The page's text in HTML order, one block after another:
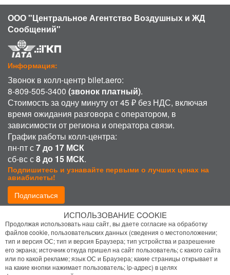
ООО "Центральное Агентство Воздушных и ЖД
Сообщений"
Информация:
Звонок в колл-центр bilet.aero:
8-809-505-3400 (звонок платный).
Стоимость за одну минуту от 45 ₽ без НДС, включая
время ожидания разговора с оператором, в
зависимости от региона и оператора связи.
График работы колл-центра:
пн-пт с7 до 17 МСК
сб-вс с8 до 15 МСК.
Подпишитесь и узнавайте первыми о лучших ценах на
авиабилеты!
Подписаться
Присоединиться:
ИСПОЛЬЗОВАНИЕ COOKIE
Продолжая использовать наш сайт, вы даете согласие на обработку
файлов cookie, пользовательских данных (сведения о местоположении;
тип и версия ОС; тип и версия Браузера; тип устройства и разрешение
его экрана; источник откуда пришел на сайт пользователь; с какого сайта
или по какой рекламе; язык ОС и Браузера; какие страницы открывает и
на какие кнопки нажимает пользователь; ip-адрес) в целях